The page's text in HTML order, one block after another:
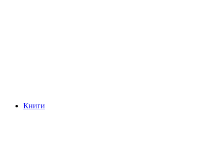
Книги